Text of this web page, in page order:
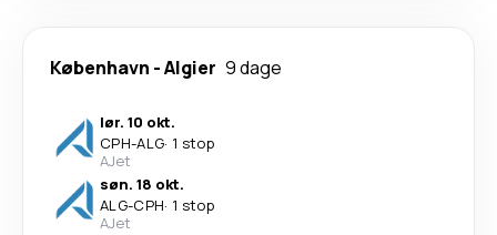
København -Algier 9 dage
lør. 10 okt.
CPH-ALG· 1 stop
AJet
søn. 18 okt.
ALG-CPH· 1 stop
AJet